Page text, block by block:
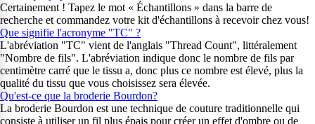
Certainement ! Tapez le mot « Échantillons » dans la barre de
recherche et commandez votre kit d'échantillons à recevoir chez vous!
Que signifie l'acronyme "TC" ?
L'abréviation "TC" vient de l'anglais "Thread Count", littéralement
"Nombre de fils". L'abréviation indique donc le nombre de fils par
centimètre carré que le tissu a, donc plus ce nombre est élevé, plus la
qualité du tissu que vous choisissez sera élevée.
Qu'est-ce que la broderie Bourdon?
La broderie Bourdon est une technique de couture traditionnelle qui
consiste à utiliser un fil plus épais pour créer un effet d'ombre ou de